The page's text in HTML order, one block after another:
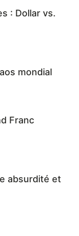
: Dollar vs.
mondial
Franc
absurdité et